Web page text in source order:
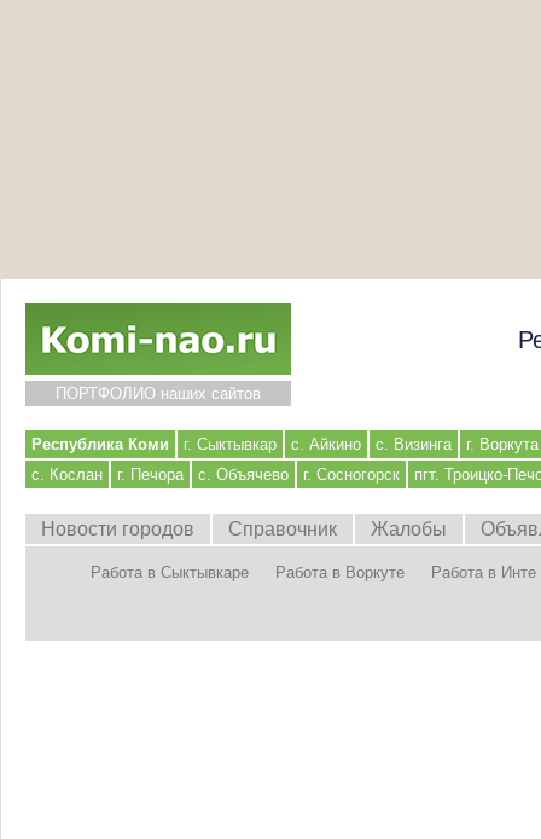
ПОРТФОЛИО наших сайтов
Республика Коми г. Сыктывкар с. Айкино с. Визинга
г. Воркута
с. Кослан
г. Печора с. Объячево г. Сосногорск пгт. Троицко-
Новости городов Справочник Жалобы
Работа в Сыктывкаре Работа в Воркуте Работа в Инте